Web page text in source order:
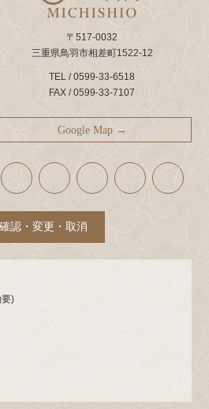
〒517-0032
三重県鳥羽市相差町1522-12
TEL / 0599-33-6518
FAX / 0599-33-7107
Google Map →
ア
イ
コ
ン
ン
ク
ア
イ
コ
ン
ン
ク
ア
イ
コ
ン
ン
ク
ア
イ
コ
ン
ア
イ
コ
ン
認・変更・取消
)